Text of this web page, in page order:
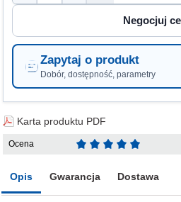
Zapytaj o produkt
Dobór, dostępność, parametry
Karta produktu PDF
Ocena
Opis Gwarancja Dostawa